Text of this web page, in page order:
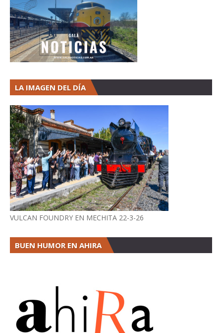
LA IMAGEN DEL DÍA
VULCAN FOUNDRY EN MECHITA 22-3-26
BUEN HUMOR EN AHIRA